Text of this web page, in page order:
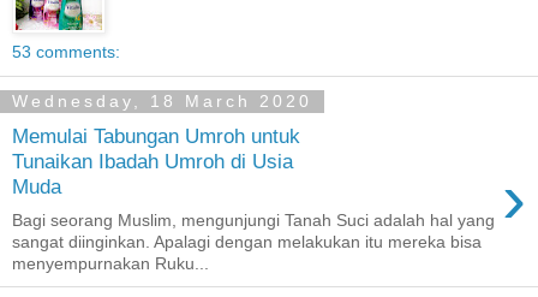
53 comments:
Wednesday, 18 March 2020
Memulai Tabungan Umroh untuk
Tunaikan Ibadah Umroh di Usia
Muda
›
Bagi seorang Muslim, mengunjungi Tanah Suci adalah hal yang
sangat diinginkan. Apalagi dengan melakukan itu mereka bisa
menyempurnakan Ruku...